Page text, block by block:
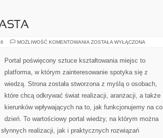
MOŻLIWOŚĆ KOMENTOWANIA URBANISTYKA
ZOSTAŁA WYŁĄCZONA
Portal poświęcony sztuce kształtowania miejsc to
platforma, w którym zainteresowanie spotyka się z
wiedzą. Strona została stworzona z myślą o osobach,
które chcą odkrywać świat realizacji, aranżacji, a także
kierunków wpływających na to, jak funkcjonujemy na co
dzień. To wartościowy portal wiedzy, na którym można
realizacji, jak i praktycznych rozwiązań